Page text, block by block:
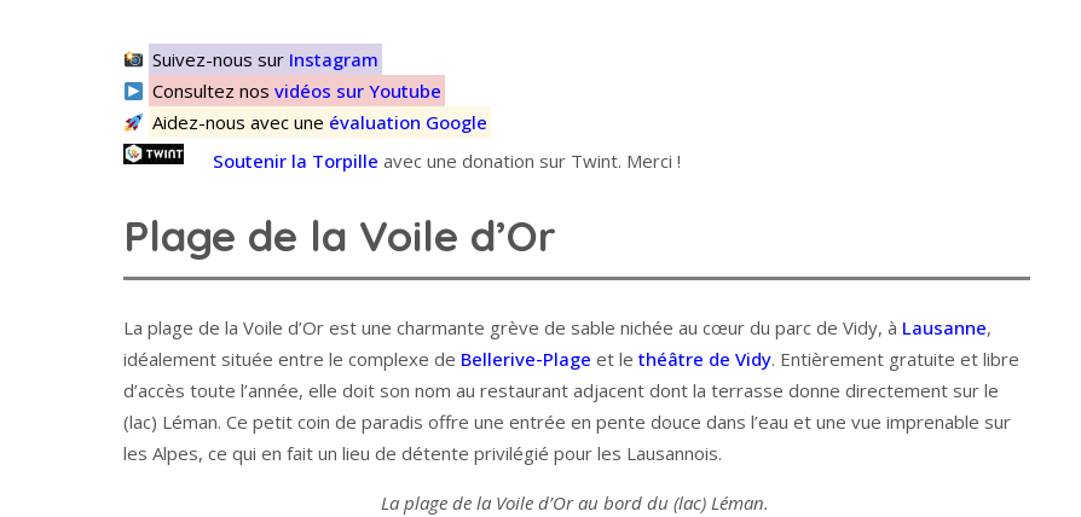
Suivez-nous sur Instagram
Consultez nosvidéos sur Youtube
Aidez-nous avec une évaluation Google
Soutenir la Torpille avec une donation sur Twint. Merci !
Plage de la Voile d’Or
La plage de la Voile d’Or est une charmante grève de sable nichée au cœur du parc de Vidy, à Lausanne,
idéalement située entre le complexe de Bellerive-Plage et le théâtre de Vidy. Entièrement gratuite et libre
d’accès toute l’année, elle doit son nom au restaurant adjacent dont la terrasse donne directement sur le
(lac) Léman. Ce petit coin de paradis offre une entrée en pente douce dans l’eau et une vue imprenable sur
les Alpes, ce qui en fait un lieu de détente privilégié pour les Lausannois.
La plage de la Voile d’Or au bord du (lac) Léman.